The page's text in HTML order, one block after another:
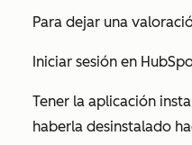
Para dejar una
Iniciar sesión en
Tener la aplicación
haberla desinstalado